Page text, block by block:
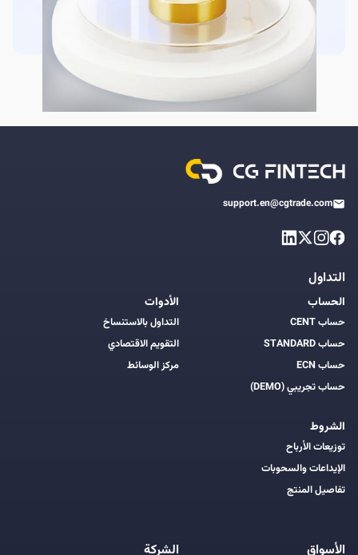
support.en@cgtrade.com
التداول
الحساب
حساب CENT
حساب STANDARD
حساب ECN
حساب تجريبي (DEMO)
الشروط
توزيعات الأرباح
الإيداعات والسحوبات
تفاصيل المنتج
الأدوات
التداول بالاستنساخ
التقويم الاقتصادي
مركز الوسائط
الأسواق الشركة